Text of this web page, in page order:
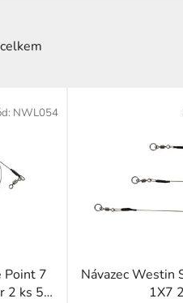
Point 7
2 ks 50
NWL054
Návazec Westin
1X7